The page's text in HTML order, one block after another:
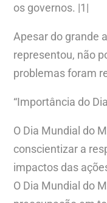
os governos. |1|
Apesar do grande
representou, não
problemas foram
“Importância do
O Dia Mundial do
conscientizar a
impactos das
O Dia Mundial do